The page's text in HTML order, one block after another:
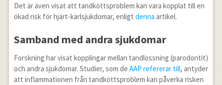
Det är även visat att tandköttsproblem kan vara kopplat till en
ökad risk för hjärt-kärlsjukdomar, enligt denna artikel.
Samband med andra sjukdomar
Forskning har visat kopplingar mellan tandlossning (parodontit)
och andra sjukdomar. Studier, som de AAP refererar till, antyder
att inflammationen från tandköttsproblem kan påverka risken